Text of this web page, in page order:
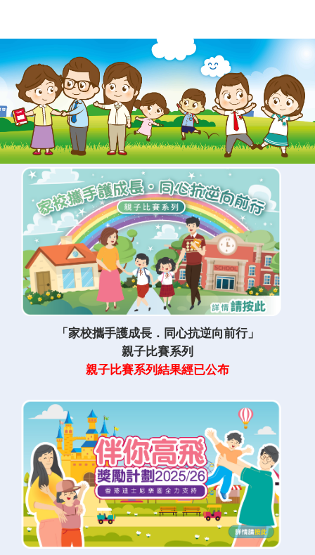
「家校攜手護成長．同心抗逆向前行」
親子比賽系列
親子比賽系列結果經已公布